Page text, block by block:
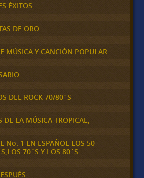
ÉXITOS
DE ORO
MÚSICA Y CANCIÓN POPULAR
DEL ROCK 70/80´S
DE LA MÚSICA TROPICAL,
No. 1 EN ESPAÑOL LOS 50
70´S Y LOS 80´S